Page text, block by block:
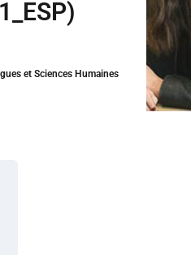
et Sciences Humaines